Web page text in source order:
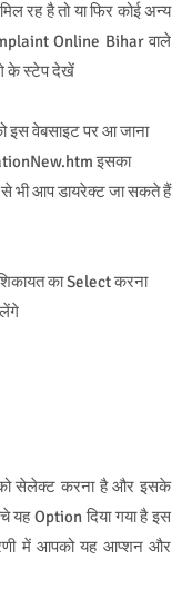
रह है तो या फिर कोई अन्य
Online Bihar वाले
के स्टेप देखें
इस वेबसाइट पर आ जाना
इसका
से भी आप डायरेक्ट जा सकते हैं
का Select करना
सेलेक्ट करना है और इसके
यह Option दिया गया है इस
में आपको यह आप्शन और